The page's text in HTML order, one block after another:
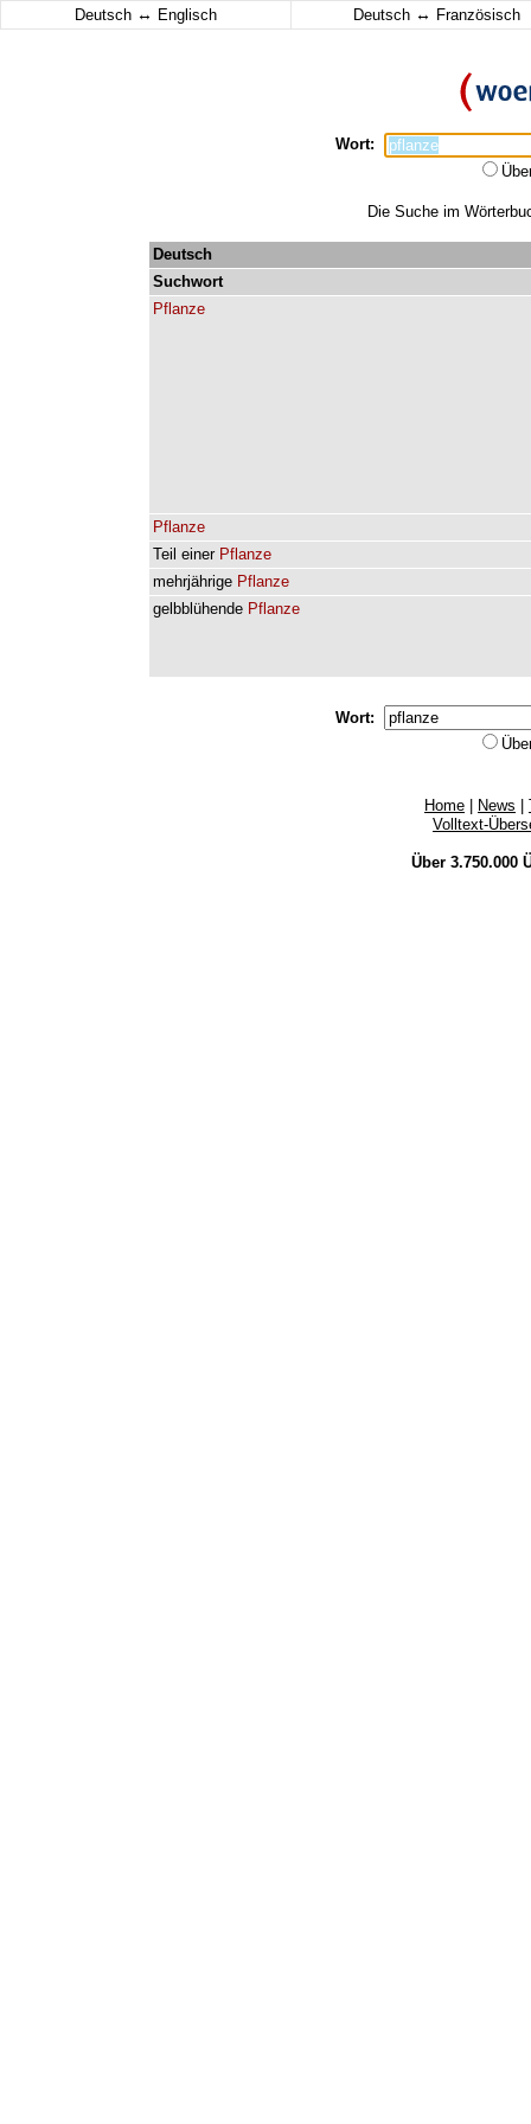
Deutsch ↔ Englisch Deutsch ↔ Französisch
Wort:
Die Suche im
Deutsch
Suchwort
Pflanze
Pflanze
Teil einer Pflanze
mehrjährige Pflanze
gelbblühende Pflanze
Wort:
Home News
Volltext-
Über 3.750.000